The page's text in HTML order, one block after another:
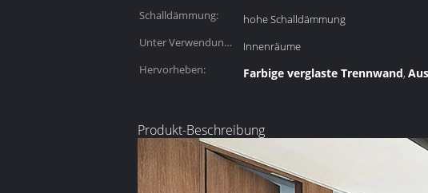
Schalldämmung:
hohe Schalldämmung
Unter Verwendung
Innenräume
Hervorheben:
Farbige verglaste Trennwand,
Produkt-Beschreibung